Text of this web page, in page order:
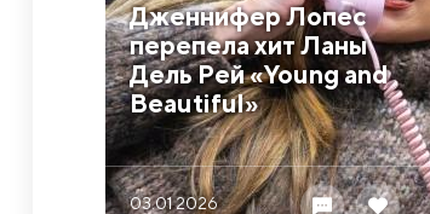
Дженнифер Лопес
перепела хит Ланы
Дель Рей «Young and
Beautiful»
03.01 2026